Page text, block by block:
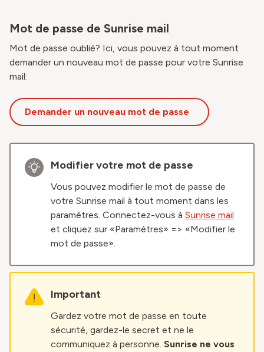
Mot de passe de Sunrise mail
Mot de passe oublié? Ici, vous pouvez à tout moment
demander un nouveau mot de passe pour votre Sunrise
mail:
Demander un nouveau mot de passe
Modifier votre mot de passe
Vous pouvez modifier le mot de passe de
votre Sunrise mail à tout moment dans les
paramètres. Connectez-vous à Sunrise mail
et cliquez sur «Paramètres» => «Modifier le
mot de passe».
Important
Gardez votre mot de passe en toute
sécurité, gardez-le secret et ne le
communiquez à personne. Sunrise ne vous